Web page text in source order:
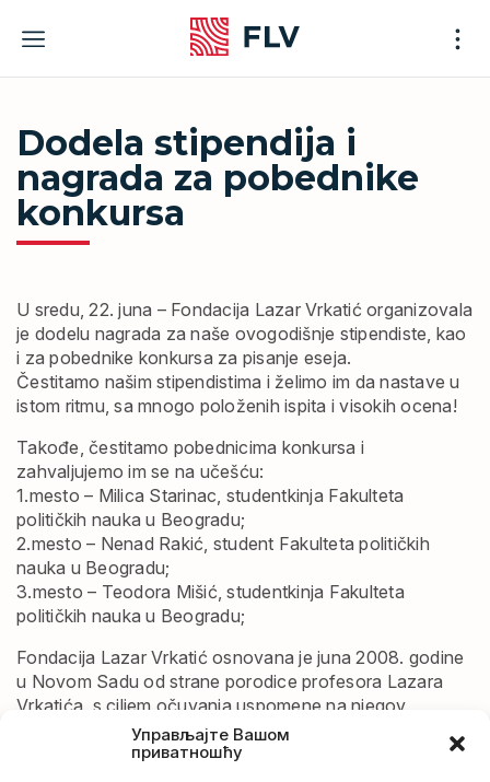
Управљајте Вашом
приватношћу
content
Dodela stipendija i
nagrada za pobednike
konkursa
U sredu, 22. juna – Fondacija Lazar Vrkatić organizovala
je dodelu nagrada za naše ovogodišnje stipendiste, kao
i za pobednike konkursa za pisanje eseja.
Čestitamo našim stipendistima i želimo im da nastave u
istom ritmu, sa mnogo položenih ispita i visokih ocena!
Takođe, čestitamo pobednicima konkursa i
zahvaljujemo im se na učešću:
1.mesto – Milica Starinac, studentkinja Fakulteta
političkih nauka u Beogradu;
2.mesto – Nenad Rakić, student Fakulteta političkih
nauka u Beogradu;
3.mesto – Teodora Mišić, studentkinja Fakulteta
političkih nauka u Beogradu;
Fondacija Lazar Vrkatić osnovana je juna 2008. godine
u Novom Sadu od strane porodice profesora Lazara
Vrkatića, s ciljem očuvanja uspomene na njegov
pedagoški, naučni, intelektualni, humanitarni i društveno
angažovani rad.